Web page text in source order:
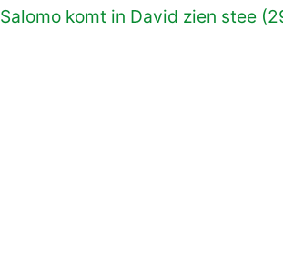
Salomo komt in David zien stee